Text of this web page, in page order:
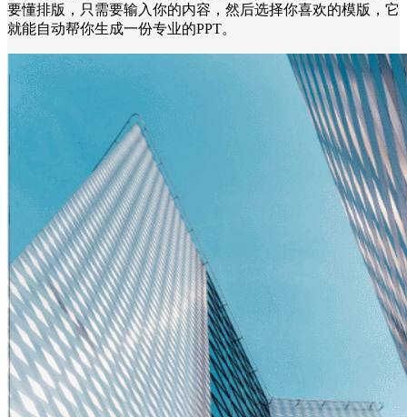
要懂排版，只需要输入你的内容，然后选择你喜欢的模版，它
就能自动帮你生成一份专业的PPT。